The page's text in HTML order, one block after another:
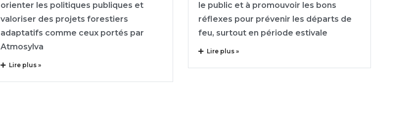
orienter les politiques publiques et
valoriser des projets forestiers
adaptatifs comme ceux portés par
Atmosylva
Lire plus »
le public et à promouvoir les bons
réflexes pour prévenir les départs de
feu, surtout en période estivale
Lire plus »